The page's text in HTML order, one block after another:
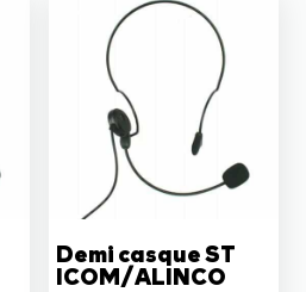
Demi casque ST
ICOM/ALINCO